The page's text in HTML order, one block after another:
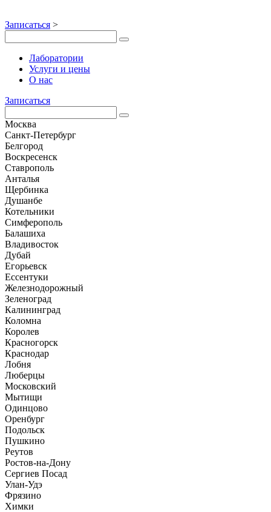
Записаться >
Лаборатории
Услуги и цены
О нас
Записаться
Москва
Санкт-Петербург
Белгород
Воскресенск
Ставрополь
Анталья
Щербинка
Душанбе
Котельники
Симферополь
Балашиха
Владивосток
Дубай
Егорьевск
Ессентуки
Железнодорожный
Зеленоград
Калининград
Коломна
Королев
Красногорск
Краснодар
Лобня
Люберцы
Московский
Мытищи
Одинцово
Оренбург
Подольск
Пушкино
Реутов
Ростов-на-Дону
Сергиев Посад
Улан-Удэ
Фрязино
Химки